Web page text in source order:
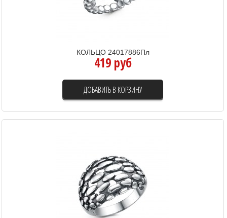
КОЛЬЦО 24017886Пл
419 руб
ДОБАВИТЬ В КОРЗИНУ